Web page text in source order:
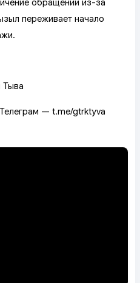
обращений из-за
переживает начало
Тыва
— t.me/gtrktyva